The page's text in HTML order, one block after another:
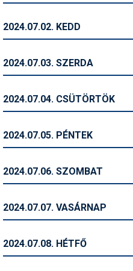
Ingatlan
Kerékpár
Magazinok
2024.07.02. KEDD
2024.07.03. SZERDA
2024.07.04. CSÜTÖRTÖK
2024.07.05. PÉNTEK
2024.07.06. SZOMBAT
2024.07.07. VASÁRNAP
2024.07.08. HÉTFŐ